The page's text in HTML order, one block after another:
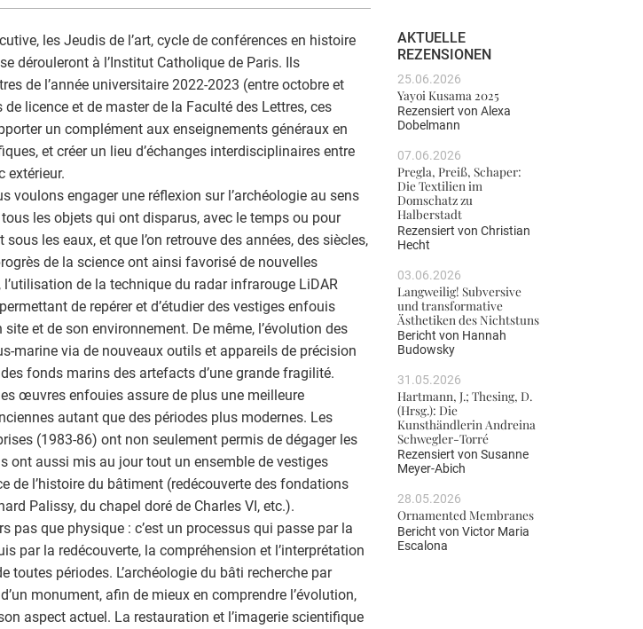
les Jeudis de l’art, cycle de conférences en histoire
dérouleront à l’Institut Catholique de Paris. Ils
de l’année universitaire 2022-2023 (entre octobre et
licence et de master de la Faculté des Lettres, ces
un complément aux enseignements généraux en
et créer un lieu d’échanges interdisciplinaires entre
extérieur.
voulons engager une réflexion sur l’archéologie au sens
les objets qui ont disparus, avec le temps ou pour
les eaux, et que l’on retrouve des années, des siècles,
de la science ont ainsi favorisé de nouvelles
de la technique du radar infrarouge LiDAR
de repérer et d’étudier des vestiges enfouis
et de son environnement. De même, l’évolution des
marine via de nouveaux outils et appareils de précision
fonds marins des artefacts d’une grande fragilité.
œuvres enfouies assure de plus une meilleure
autant que des périodes plus modernes. Les
(1983-86) ont non seulement permis de dégager les
ont aussi mis au jour tout un ensemble de vestiges
de l’histoire du bâtiment (redécouverte des fondations
Palissy, du chapel doré de Charles VI, etc.).
pas que physique : c’est un processus qui passe par la
par la redécouverte, la compréhension et l’interprétation
toutes périodes. L’archéologie du bâti recherche par
monument, afin de mieux en comprendre l’évolution,
aspect actuel. La restauration et l’imagerie scientifique
AKTUELLE
REZENSIONEN
25.06.2026
Yayoi Kusama 2025
Rezensiert von Alexa
Dobelmann
07.06.2026
Pregla, Preiß, Schaper:
Die Textilien im
Domschatz zu
Halberstadt
Rezensiert von Christian
Hecht
03.06.2026
Langweilig! Subversive
und transformative
Ästhetiken des Nichtstuns
Bericht von Hannah
Budowsky
31.05.2026
Hartmann, J.; Thesing, D.
(Hrsg.): Die
Kunsthändlerin Andreina
Schwegler-Torré
Rezensiert von Susanne
Meyer-Abich
28.05.2026
Ornamented Membranes
Bericht von Victor Maria
Escalona